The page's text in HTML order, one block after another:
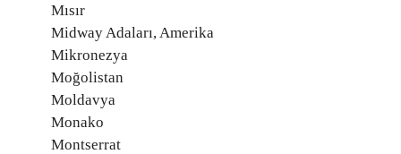
Mısır
Midway Adaları, Amerika
Mikronezya
Moğolistan
Moldavya
Monako
Montserrat